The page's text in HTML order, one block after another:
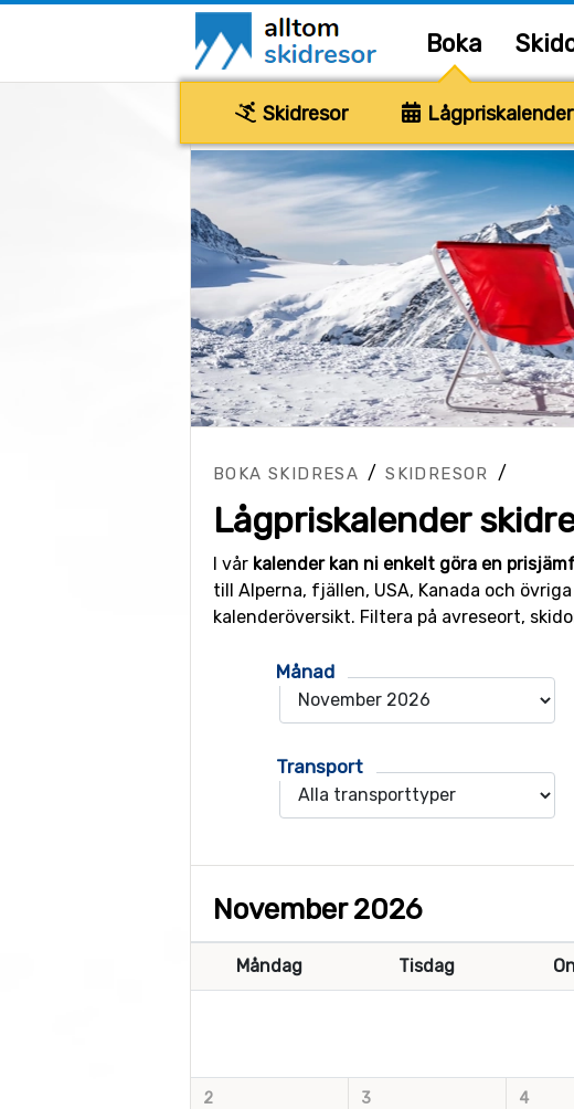
Boka
Skidresor
BOKA SKIDRESA /SKIDRESOR /
Lågpriskalender
I vår kalender kan ni enkelt göra en
till Alperna, fjällen, USA, Kanada och
kalenderöversikt. Filtera på avreseort,
Månad
Transport
November 2026
Måndag Tisdag
2 3 4